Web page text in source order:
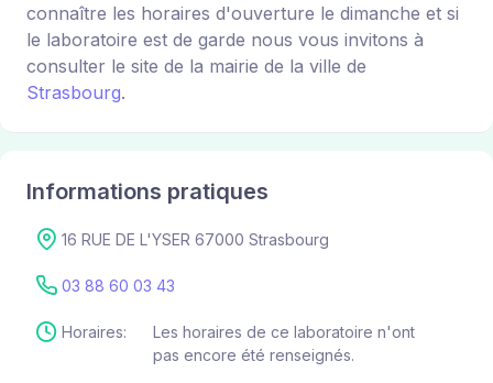
connaître les horaires d'ouverture le dimanche et si
le laboratoire est de garde nous vous invitons à
consulter le site de la mairie de la ville de
Strasbourg.
Informations pratiques
16 RUE DE L'YSER 67000 Strasbourg
03 88 60 03 43
Horaires:
Les horaires de ce laboratoire n'ont
pas encore été renseignés.